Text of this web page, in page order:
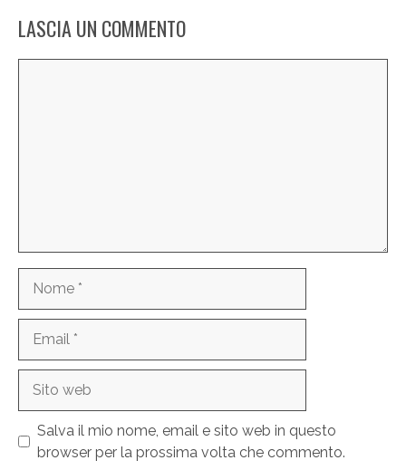
LASCIA UN COMMENTO
web
Salva il mio nome, email e sito web in questo
browser per la prossima volta che commento.